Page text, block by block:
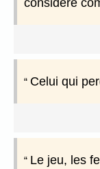
considéré
Celui qui
Le jeu, les